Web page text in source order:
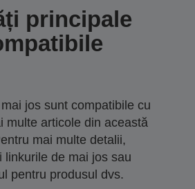
principale
jos sunt compatibile cu
multe articole din această
mai multe detalii,
linkurile de mai jos sau
pentru produsul dvs.